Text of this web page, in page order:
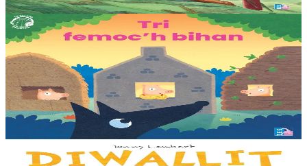
Er stok25,00 €
3 bloaz hag ouzhpenn
TES
Tri femoc'h bihan
Ur wech e oa tri femoc’h bihan hag a veve eürus gant o zud. Un
deiz koulskoude e voe poent da bep hini kaout e di ! Ur rummad
savet a-ratozh evit ar vugale...
Bannoù-heol